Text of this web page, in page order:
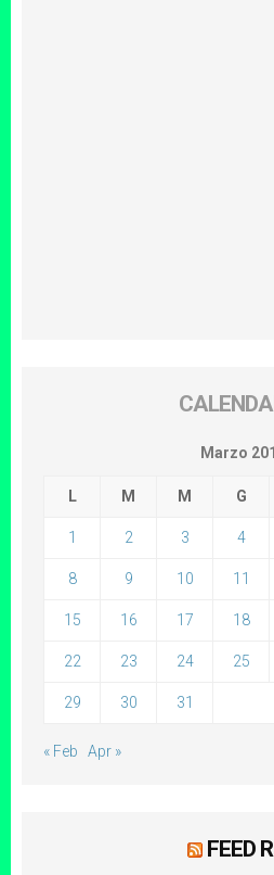
Marzo
L M M G
1 2 3 4
8 9 10 11
15 16 17 18
22 23 24 25
29 30 31
« Feb Apr »
FEED